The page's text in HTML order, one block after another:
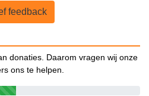
feedback
donaties. Daarom vragen wij onze
ons te helpen.